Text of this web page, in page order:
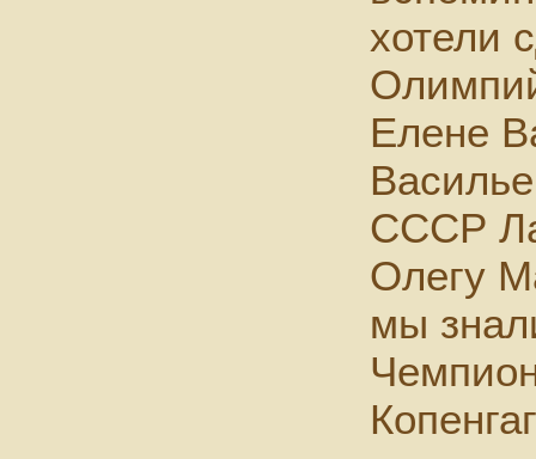
хотели
Елене
СССР
Олегу
мы